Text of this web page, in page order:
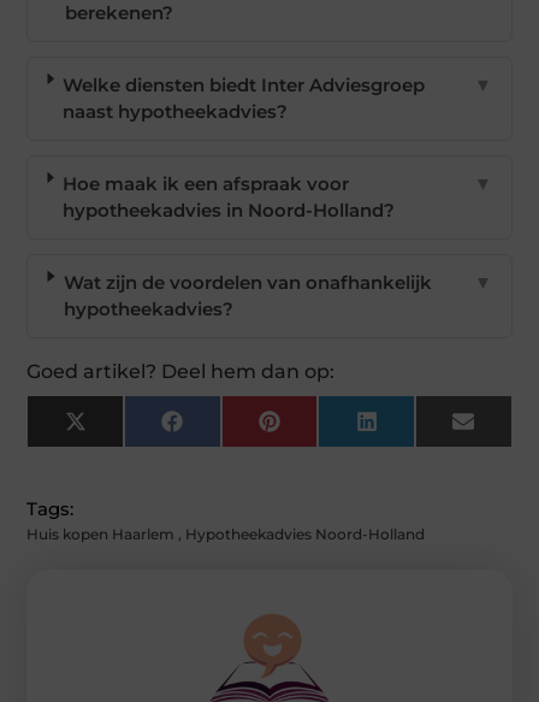
berekenen?
Welke diensten biedt Inter Adviesgroep
naast hypotheekadvies?
▼
Hoe maak ik een afspraak voor
hypotheekadvies in Noord-Holland?
▼
Wat zijn de voordelen van onafhankelijk
hypotheekadvies?
▼
Goed artikel? Deel hem dan op:
X
(Twitter)
FacebookPinterest LinkedIn Email
Tags:
Huis kopen Haarlem , Hypotheekadvies Noord-Holland